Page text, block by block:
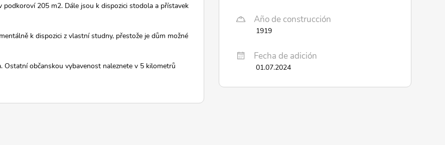
205 m2. Dále jsou k dispozici stodola a přístavek
k dispozici z vlastní studny, přestože je dům možné
Ostatní občanskou vybavenost naleznete v 5 kilometrů
Año de construcción
1919
Fecha de adición
01.07.2024